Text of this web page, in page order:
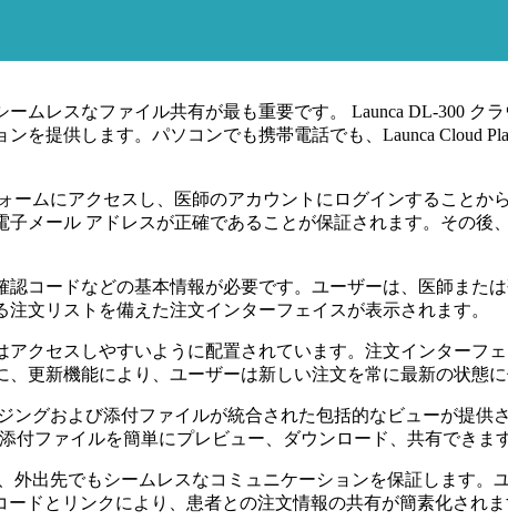
ムレスなファイル共有が最も重要です。 Launca DL-300 ク
を提供します。パソコンでも携帯電話でも、Launca Cloud
ームにアクセスし、医師のアカウントにログインすることか
メール アドレスが正確であることが保証されます。その後
コードなどの基本情報が必要です。ユーザーは、医師また
文リストを備えた注文インターフェイスが表示されます。
クセスしやすいように配置されています。注文インターフ
更新機能により、ユーザーは新しい注文を常に最新の状態に
グおよび添付ファイルが統合された包括的なビューが提供
ファイルを簡単にプレビュー、ダウンロード、共有できます
外出先でもシームレスなコミュニケーションを保証します。
ドとリンクにより、患者との注文情報の共有が簡素化されま